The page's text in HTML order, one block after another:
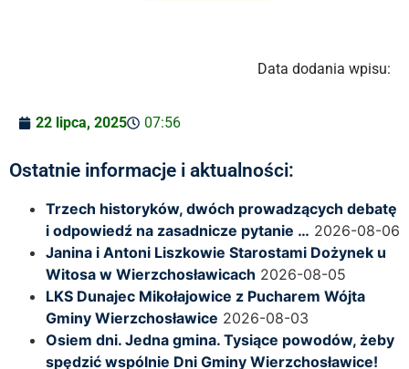
Data dodania wpisu:
22 lipca, 2025 07:56
Ostatnie informacje i aktualności:
Trzech historyków, dwóch prowadzących debatę
i odpowiedź na zasadnicze pytanie … 2026-08-06
Janina i Antoni Liszkowie Starostami Dożynek u
Witosa w Wierzchosławicach 2026-08-05
LKS Dunajec Mikołajowice z Pucharem Wójta
Gminy Wierzchosławice 2026-08-03
Osiem dni. Jedna gmina. Tysiące powodów, żeby
spędzić wspólnie Dni Gminy Wierzchosławice!